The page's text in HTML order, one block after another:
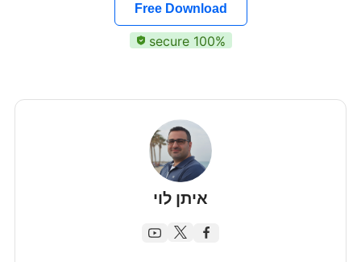
Free Download
100% secure
איתן לוי